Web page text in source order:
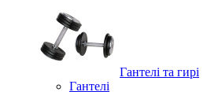
Гантелі та гирі
Гантелі